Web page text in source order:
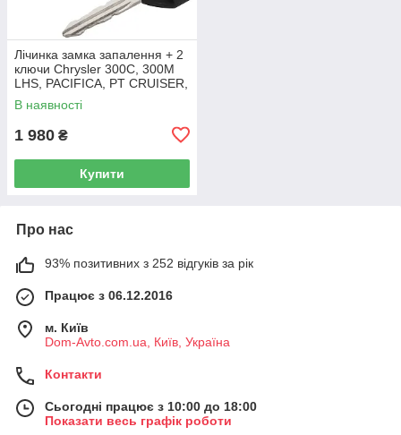
Лічинка замка запалення + 2
ключи Chrysler 300C, 300M
LHS, PACIFICA, PT CRUISER,
SEBRING 5003843AB
В наявності
1 980 ₴
Купити
Про нас
93% позитивних з 252 відгуків за рік
Працює з 06.12.2016
м. Київ
Dom-Avto.com.ua, Київ, Україна
Контакти
Сьогодні працює з 10:00 до 18:00
Показати весь графік роботи